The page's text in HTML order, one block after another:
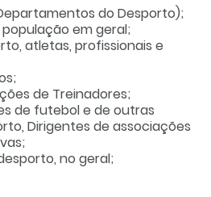
do Desporto);
em geral;
atletas, profissionais e
de Treinadores;
de futebol e de outras
Dirigentes de associações
no geral;